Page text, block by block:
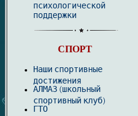
психологической
поддержки
СПОРТ
Наши спортивные
достижения
АЛМАЗ (школьный
спортивный клуб)
ГТО